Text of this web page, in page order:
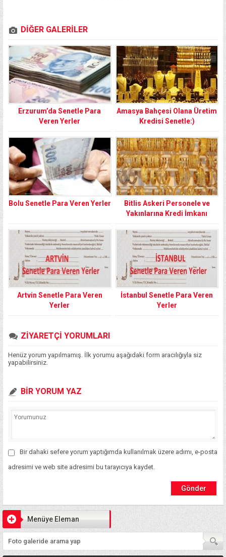
DİĞER GALERİLER
Erzurum’da Senetle Para
Veren Yerler
Amasya Bahçesi Olana Üretim
Kredisi Senetle:)
Bolu Senetle Para Veren Yerler
Bitlis Askeri Personele ve
Yakınlarına Kredi İmkanı
Artvin Senetle Para Veren
Yerler
İstanbul Senetle Para Veren
Yerler
ZİYARETÇİ YORUMLARI
Henüz yorum yapılmamış. İlk yorumu aşağıdaki form aracılığıyla siz
yapabilirsiniz.
BİR YORUM YAZ
Bir dahaki sefere yorum yaptığımda kullanılmak üzere adımı, e-posta
adresimi ve web site adresimi bu tarayıcıya kaydet.
Menüye Eleman
Ekleyiniz